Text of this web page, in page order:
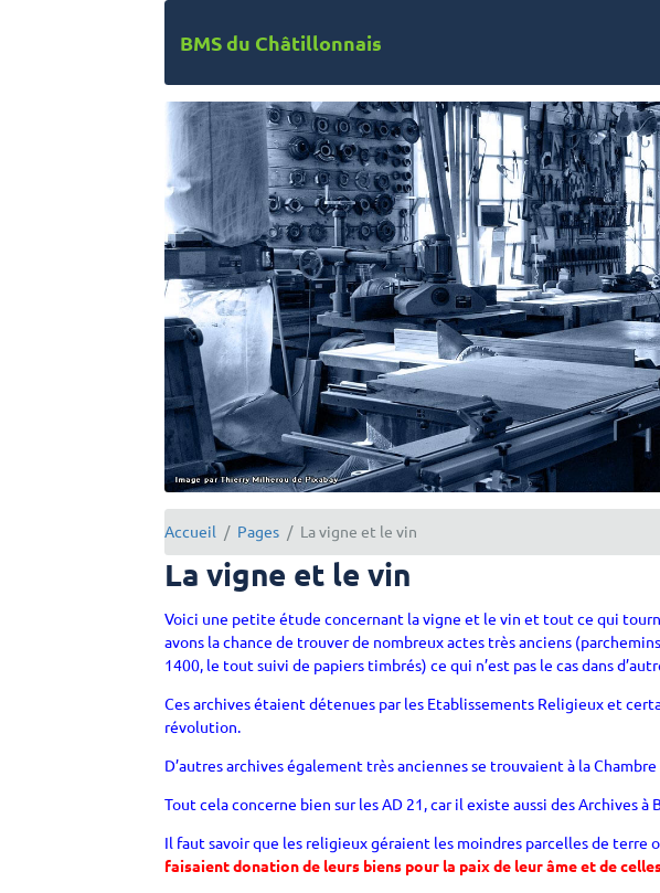
BMS du Châtillonnais
Accueil Pages La vigne et le vin
La vigne et le vin
Voici une petite étude concernant la vigne et le vin et tout ce qui
avons la chance de trouver de nombreux actes très anciens
1400, le tout suivi de papiers timbrés) ce qui n’est pas le cas dans
Ces archives étaient détenues par les Etablissements Religieux et
révolution.
D’autres archives également très anciennes se trouvaient à la
Tout cela concerne bien sur les AD 21, car il existe aussi des Archives à
Il faut savoir que les religieux géraient les moindres parcelles de terre
faisaient donation de leurs biens pour la paix de leur âme et de